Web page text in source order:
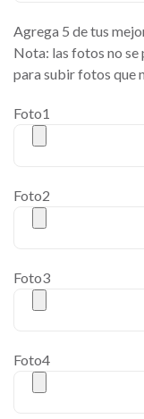
Agrega 5 de tus
Nota: las fotos no se
para subir fotos que
Foto1
Foto2
Foto3
Foto4